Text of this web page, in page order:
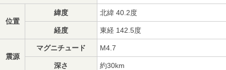
位置
緯度 北緯 40.2度
経度 東経 142.5度
震源
マグニチュード M4.7
深さ 約30km